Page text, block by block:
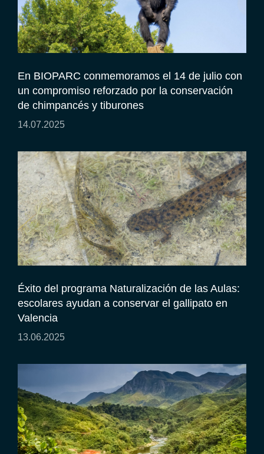
En BIOPARC conmemoramos el 14 de julio con
un compromiso reforzado por la conservación
de chimpancés y tiburones
14.07.2025
Éxito del programa Naturalización de las Aulas:
escolares ayudan a conservar el gallipato en
Valencia
13.06.2025